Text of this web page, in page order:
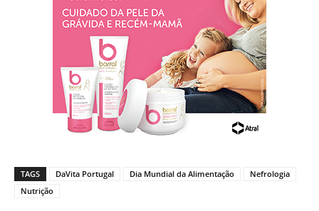
TAGS DaVita Portugal Dia Mundial da Alimentação
Nefrologia
Nutrição